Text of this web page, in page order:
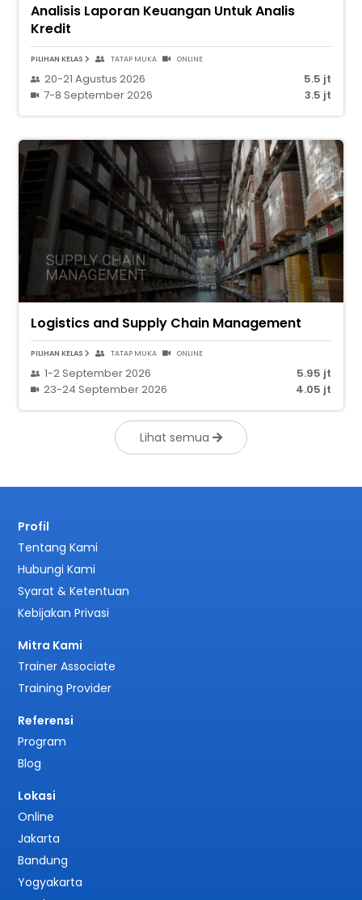
Analisis Laporan Keuangan Untuk Analis
Kredit
PILIHAN KELAS TATAP MUKA ONLINE
20-21 Agustus 2026
5.5 jt
7-8 September 2026
3.5 jt
Logistics and Supply Chain Management
PILIHAN KELAS TATAP MUKA ONLINE
1-2 September 2026
5.95 jt
23-24 September 2026
4.05 jt
Lihat semua
Profil
Tentang Kami
Hubungi Kami
Syarat & Ketentuan
Kebijakan Privasi
Mitra Kami
Trainer Associate
Training Provider
Referensi
Program
Blog
Lokasi
Online
Jakarta
Bandung
Yogyakarta